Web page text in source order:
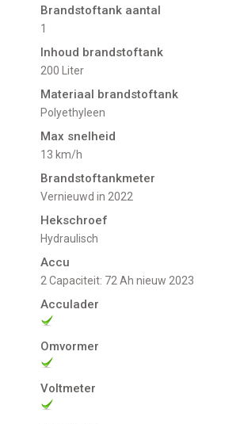
Brandstoftank aantal
1
Inhoud brandstoftank
200 Liter
Materiaal brandstoftank
Polyethyleen
Max snelheid
13 km/h
Brandstoftankmeter
vernieuwd in 2022
Hekschroef
Hydraulisch
Accu
2 Capaciteit: 72 Ah nieuw 2023
Acculader
Omvormer
Voltmeter